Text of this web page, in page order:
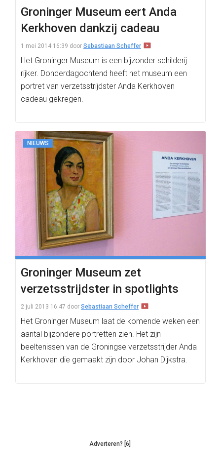
Groninger Museum eert Anda
Kerkhoven dankzij cadeau
1 mei 2014 16:39 door Sebastiaan Scheffer
Het Groninger Museum is een bijzonder schilderij
rijker. Donderdagochtend heeft het museum een
portret van verzetsstrijdster Anda Kerkhoven
cadeau gekregen.
NIEUWS
Groninger Museum zet
verzetsstrijdster in spotlights
2 juli 2013 16:47 door Sebastiaan Scheffer
Het Groninger Museum laat de komende weken een
aantal bijzondere portretten zien. Het zijn
beeltenissen van de Groningse verzetsstrijder Anda
Kerkhoven die gemaakt zijn door Johan Dijkstra.
Adverteren? [6]